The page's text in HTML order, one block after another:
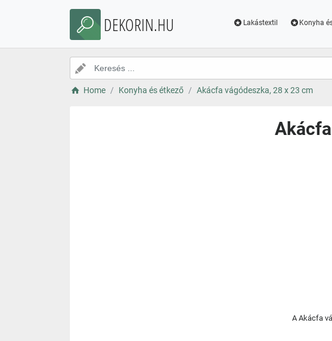
DEKORIN.HU Lakástextil Konyha
Home Konyha és étkező Akácfa vágódeszka, 28 x 23 cm
A Akácfa